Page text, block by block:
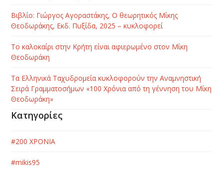
Βιβλίο: Γιώργος Αγοραστάκης, Ο θεωρητικός Μίκης
Θεοδωράκης, Εκδ. Πυξίδα, 2025 – κυκλοφορεί
Το καλοκαίρι στην Κρήτη είναι αφιερωμένο στον Μίκη
Θεοδωράκη
Τα Ελληνικά Ταχυδρομεία κυκλοφορούν την Αναμνηστική
Σειρά Γραμματοσήμων «100 Χρόνια από τη γέννηση του Μίκη
Θεοδωράκη»
Κατηγορίες
#200 ΧΡΟΝΙΑ
#mikis95